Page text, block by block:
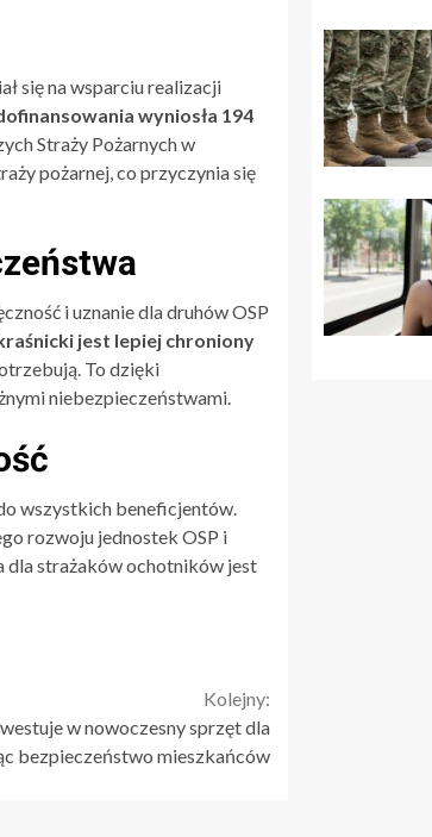
się na wsparciu realizacji
wyniosła 194
Straży Pożarnych w
pożarnej, co przyczynia się
i uznanie dla druhów OSP
jest lepiej chroniony
To dzięki
niebezpieczeństwami.
wszystkich beneficjentów.
rozwoju jednostek OSP i
dla strażaków ochotników jest
Kolejny:
w nowoczesny sprzęt dla
bezpieczeństwo mieszkańców